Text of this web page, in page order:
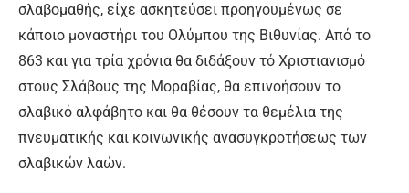
σλαβομαθής, είχε ασκητεύσει προηγουμένως σε
κάποιο μοναστήρι του Ολύμπου της Βιθυνίας. Από το
863 και για τρία χρόνια θα διδάξουν τό Χριστιανισμό
στους Σλάβους της Μοραβίας, θα επινοήσουν το
σλαβικό αλφάβητο και θα θέσουν τα θεμέλια της
πνευματικής και κοινωνικής ανασυγκροτήσεως των
σλαβικών λαών.